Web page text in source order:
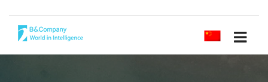
简体中文